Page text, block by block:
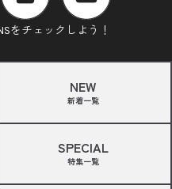
をチェックしよう！
NEW
新着一覧
SPECIAL
特集一覧